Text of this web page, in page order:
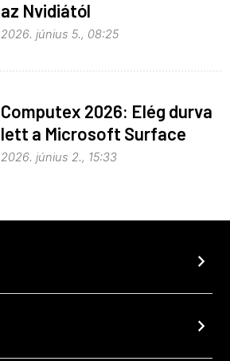
az Nvidiától
2026. június 5., 08:25
Computex 2026: Elég durva
lett a Microsoft Surface
Laptop Ultra
2026. június 2., 15:33
chevron_right
chevron_right